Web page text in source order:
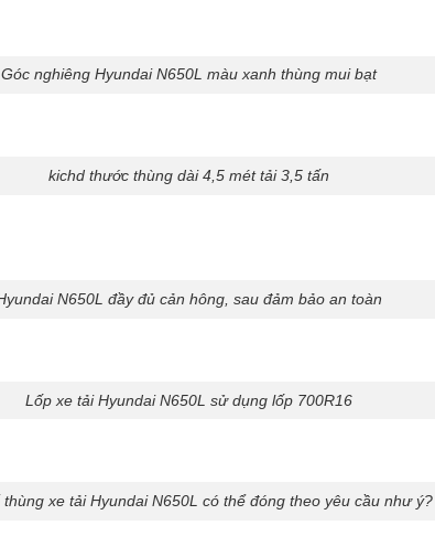
Góc nghiêng Hyundai N650L màu xanh thùng mui bạt
kichd thước thùng dài 4,5 mét tải 3,5 tấn
N650L đầy đủ cản hông, sau đảm bảo an toàn
Lốp xe tải Hyundai N650L sử dụng lốp 700R16
thùng xe tải Hyundai N650L có thể đóng theo yêu cầu như ý?